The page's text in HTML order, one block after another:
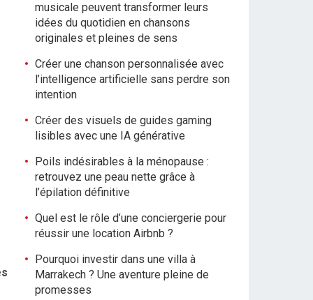
musicale peuvent transformer leurs
idées du quotidien en chansons
originales et pleines de sens
Créer une chanson personnalisée avec
l’intelligence artificielle sans perdre son
intention
Créer des visuels de guides gaming
lisibles avec une IA générative
Poils indésirables à la ménopause :
retrouvez une peau nette grâce à
l’épilation définitive
Quel est le rôle d’une conciergerie pour
réussir une location Airbnb ?
Pourquoi investir dans une villa à
Marrakech ? Une aventure pleine de
promesses